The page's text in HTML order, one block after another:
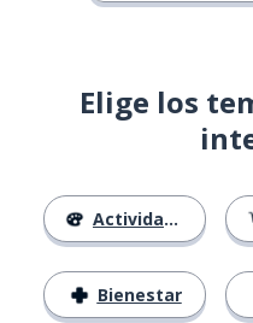
Elige los
Actividades
Bienestar